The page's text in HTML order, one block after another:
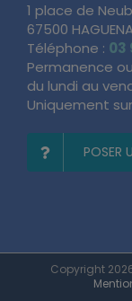
1 place de
67500
Téléphone : 03
Permanence
du lundi au
Uniquement
POSER
Copyright